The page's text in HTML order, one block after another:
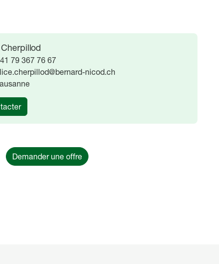
79 367 76 67
nicod.ch
Demander une offre